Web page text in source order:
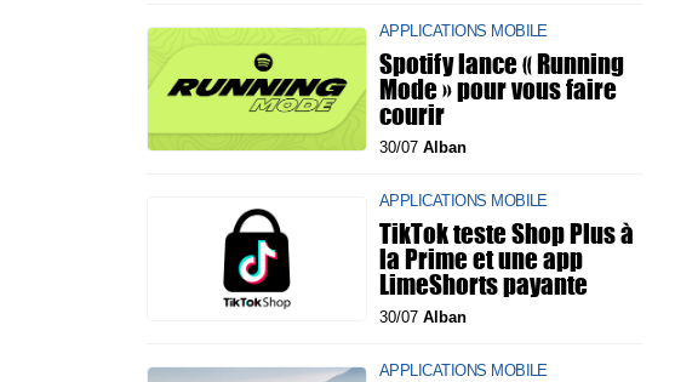
APPLICATIONS MOBILE
Spotify lance « Running
Mode » pour vous faire
courir
30/07 Alban
APPLICATIONS MOBILE
TikTok teste Shop Plus à
la Prime et une app
LimeShorts payante
30/07 Alban
APPLICATIONS MOBILE